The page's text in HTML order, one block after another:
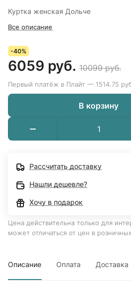
Куртка женская Дольче
Все описание
-40%
6059 руб. 10099 руб.
Первый платёж в Плайт — 1514.75
В корзину
Рассчитать доставку
Нашли дешевле?
Хочу в подарок
Цена действительна только для
может отличаться от цен в
Описание Оплата Доставка